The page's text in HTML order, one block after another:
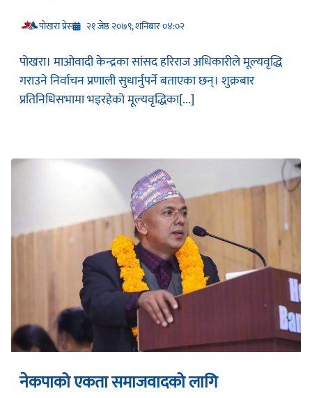
प‍ोखरा प्रेस २१ जेष्ठ २०७९, शनिबार ०४:०२
पोखरा। माओवादी केन्द्रका सांसद हरिराज अधिकारीले मूल्यवृद्धि
गराउने निर्वाचन प्रणाली सुधार्नुपर्ने बताएका छन्। शुक्रबार
प्रतिनिधिसभामा भइरहेको मूल्यवृद्धिका[...]
नेकपाको एकता समाजवादको लागि